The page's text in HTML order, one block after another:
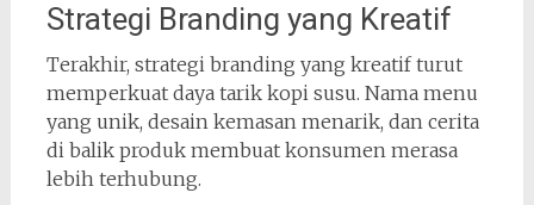
Strategi Branding yang Kreatif
Terakhir, strategi branding yang kreatif turut
memperkuat daya tarik kopi susu. Nama menu
yang unik, desain kemasan menarik, dan cerita
di balik produk membuat konsumen merasa
lebih terhubung.